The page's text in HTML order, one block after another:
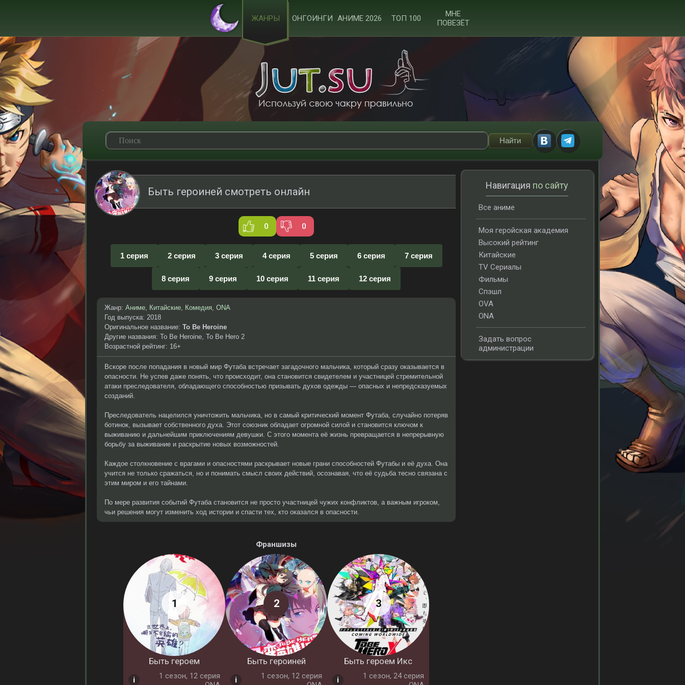
ЖАНРЫ ОНГОИНГИ АНИМЕ 2026 ТОП 100
МНЕ
ПОВЕЗЁТ
Быть героиней смотреть онлайн
0 0
1 серия 2 серия 3 серия 4 серия 5 серия 6 серия 7 серия
8 серия 9 серия 10 серия 11 серия 12 серия
Жанр: Аниме, Китайские, Комедия, ONA
Год выпуска: 2018
Оригинальное название: To Be Heroine
Другие названия: To Be Heroine, To Be Hero 2
Возрастной рейтинг: 16+
Вскоре после попадания в новый мир Футаба встречает загадочного мальчика, который сразу оказывается в
опасности. Не успев даже понять, что происходит, она становится свидетелем и участницей стремительной
атаки преследователя, обладающего способностью призывать духов одежды — опасных и непредсказуемых
созданий.
Преследователь нацелился уничтожить мальчика, но в самый критический момент Футаба, случайно потеряв
ботинок, вызывает собственного духа. Этот союзник обладает огромной силой и становится ключом к
выживанию и дальнейшим приключениям девушки. С этого момента её жизнь превращается в непрерывную
борьбу за выживание и раскрытие новых возможностей.
Каждое столкновение с врагами и опасностями раскрывает новые грани способностей Футабы и её духа. Она
учится не только сражаться, но и понимать смысл своих действий, осознавая, что её судьба тесно связана с
этим миром и его тайнами.
По мере развития событий Футаба становится не просто участницей чужих конфликтов, а важным игроком,
чьи решения могут изменить ход истории и спасти тех, кто оказался в опасности.
Франшизы
Быть героем
1 cезон, 12 серия
Быть героиней
1 cезон, 12 серия
Быть героем Икс
1 cезон, 24 серия
Навигация по сайту
Все аниме
Моя геройская академия
Высокий рейтинг
Китайские
TV Сериалы
Фильмы
Спэшл
OVA
ONA
Задать вопрос
администрации